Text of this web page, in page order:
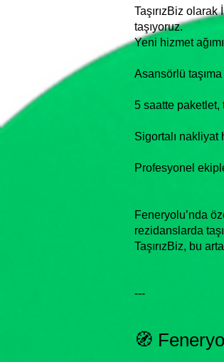
TaşırızBiz
taşıyoruz.
Yeni hizmet
Asansörlü
5 saatte paketlet,
Sigortalı nakliyat
Profesyonel
Feneryolu’nda
rezidanslarda
TaşırızBiz, bu
---
🧭